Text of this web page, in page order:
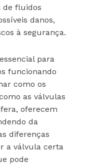
de fluidos
danos,
à segurança.
para
funcionando
como os
as válvulas
oferecem
da
diferenças
a válvula certa
pode